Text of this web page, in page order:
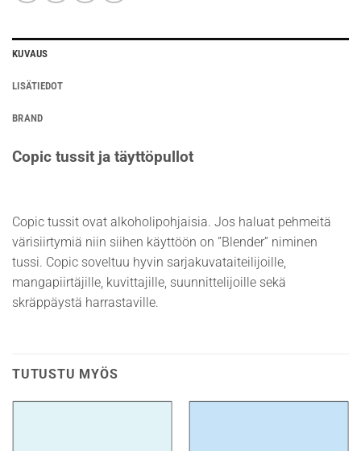
KUVAUS
LISÄTIEDOT
BRAND
Copic tussit ja täyttöpullot
Copic tussit ovat alkoholipohjaisia. Jos haluat pehmeitä
värisiirtymiä niin siihen käyttöön on ”Blender” niminen
tussi. Copic soveltuu hyvin sarjakuvataiteilijoille,
mangapiirtäjille, kuvittajille, suunnittelijoille sekä
skräppäystä harrastaville.
TUTUSTU MYÖS